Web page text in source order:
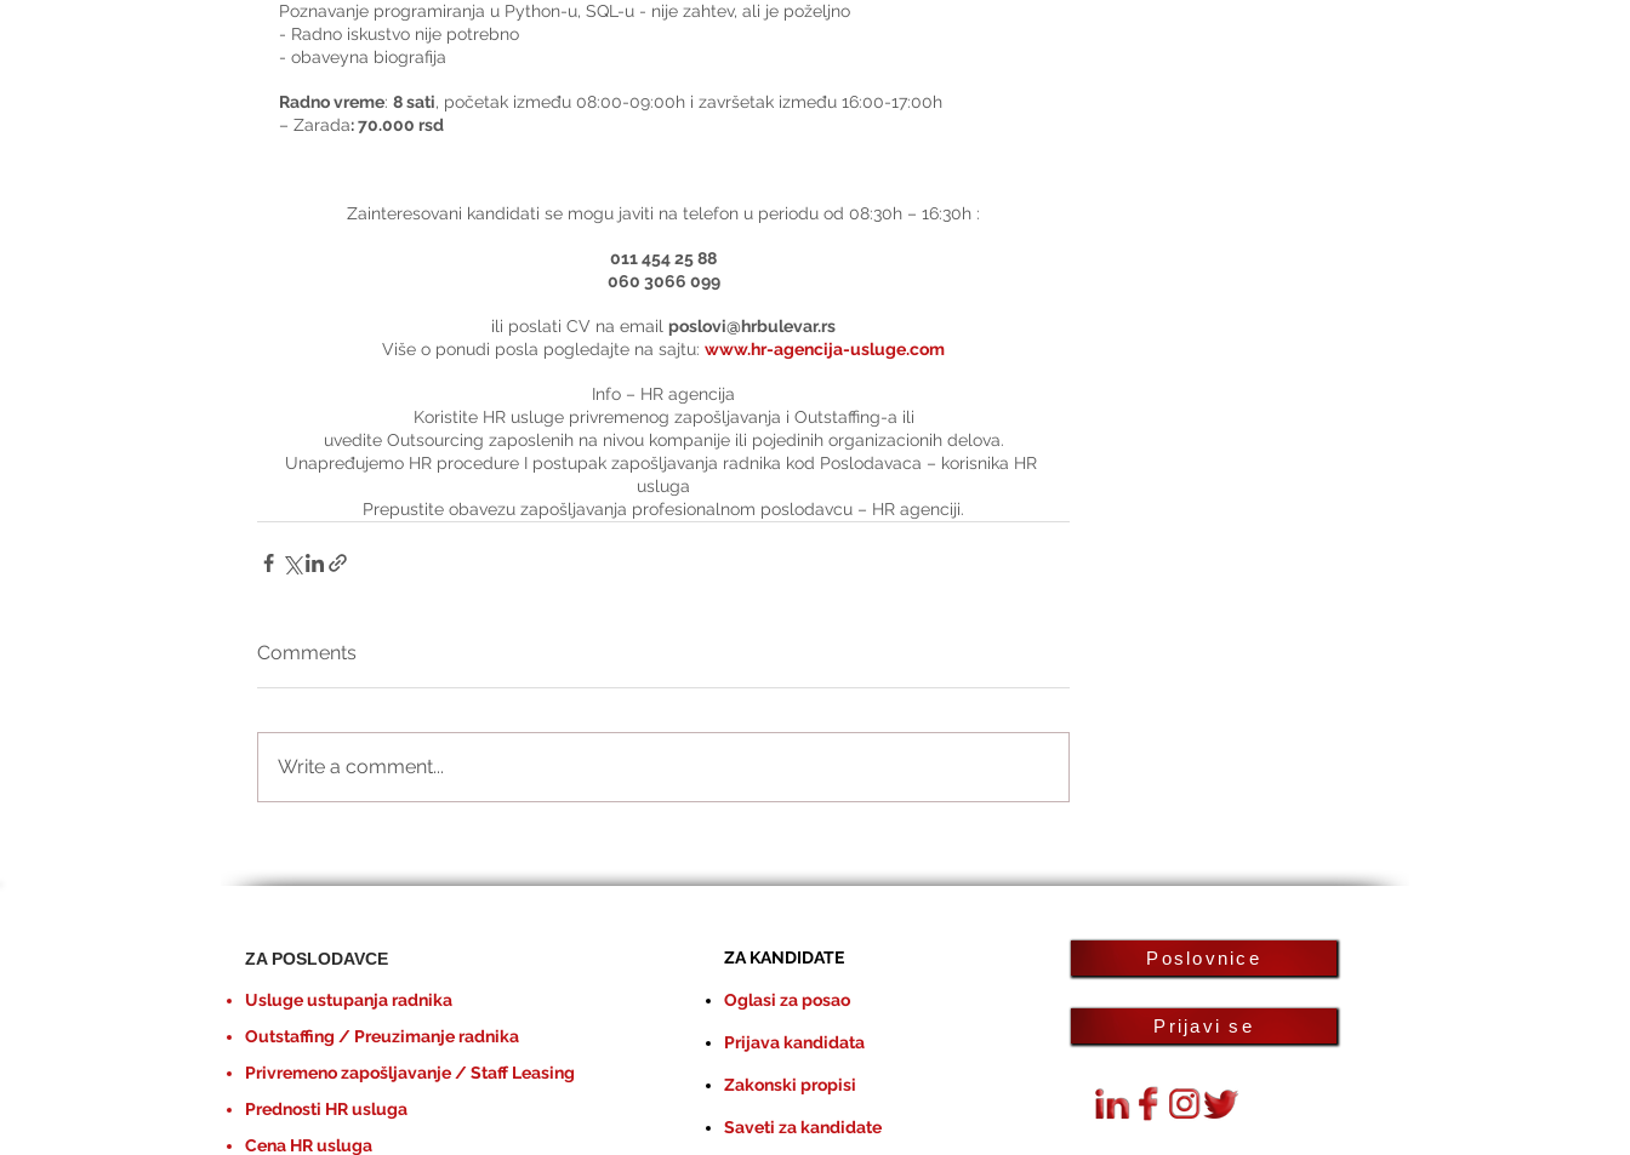
Poznavanje programiranja u Python-u, SQL-u - nije zahtev, ali je poželjno
- Radno iskustvo nije potrebno
- obaveyna biografija
Radno vreme: 8 sati, početak između 08:00-09:00h i završetak između 16:00-17:00h
– Zarada: 70.000 rsd
Zainteresovani kandidati se mogu javiti na telefon u periodu od 08:30h – 16:30h :
011 454 25 88
060 3066 099
ili poslati CV na email poslovi@hrbulevar.rs
Više o ponudi posla pogledajte na sajtu: www.hr-agencija-usluge.com
Info – HR agencija
Koristite HR usluge privremenog zapošljavanja i Outstaffing-a ili
uvedite Outsourcing zaposlenih na nivou kompanije ili pojedinih organizacionih delova.
Unapređujemo HR procedure I postupak zapošljavanja radnika kod Poslodavaca – korisnika HR
usluga
Prepustite obavezu zapošljavanja profesionalnom poslodavcu – HR agenciji.
Comments
Write a comment...
ZA POSLODAVCE
Usluge ustupanja radnika
Outstaffing / Preuzimanje radnika
Privremeno zapošljavanje / Staff Leasing
Prednosti HR usluga
Cena HR usluga
ZA KANDIDATE
Oglasi za posao
Prijava kandidata
Zakonski propisi
Saveti za kandidate
Poslovnice
Prijavi se